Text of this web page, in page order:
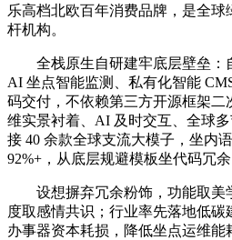
乐高档北欧百年消费品牌，是全
杆机构。
全栈原生自研建牢底层壁垒：
AI 坐点智能监测、私有化智能
码交付，不依赖第三方开源框架二
维实景衬着、AI 及时交互、全球
接 40 余款全球支流大模子，坐内
92%+，从底层规避模板坐代码冗
设想摒弃冗余粉饰，功能取美
度取感情共识；行业率先落地低
办事器资本耗损，降低坐点运维